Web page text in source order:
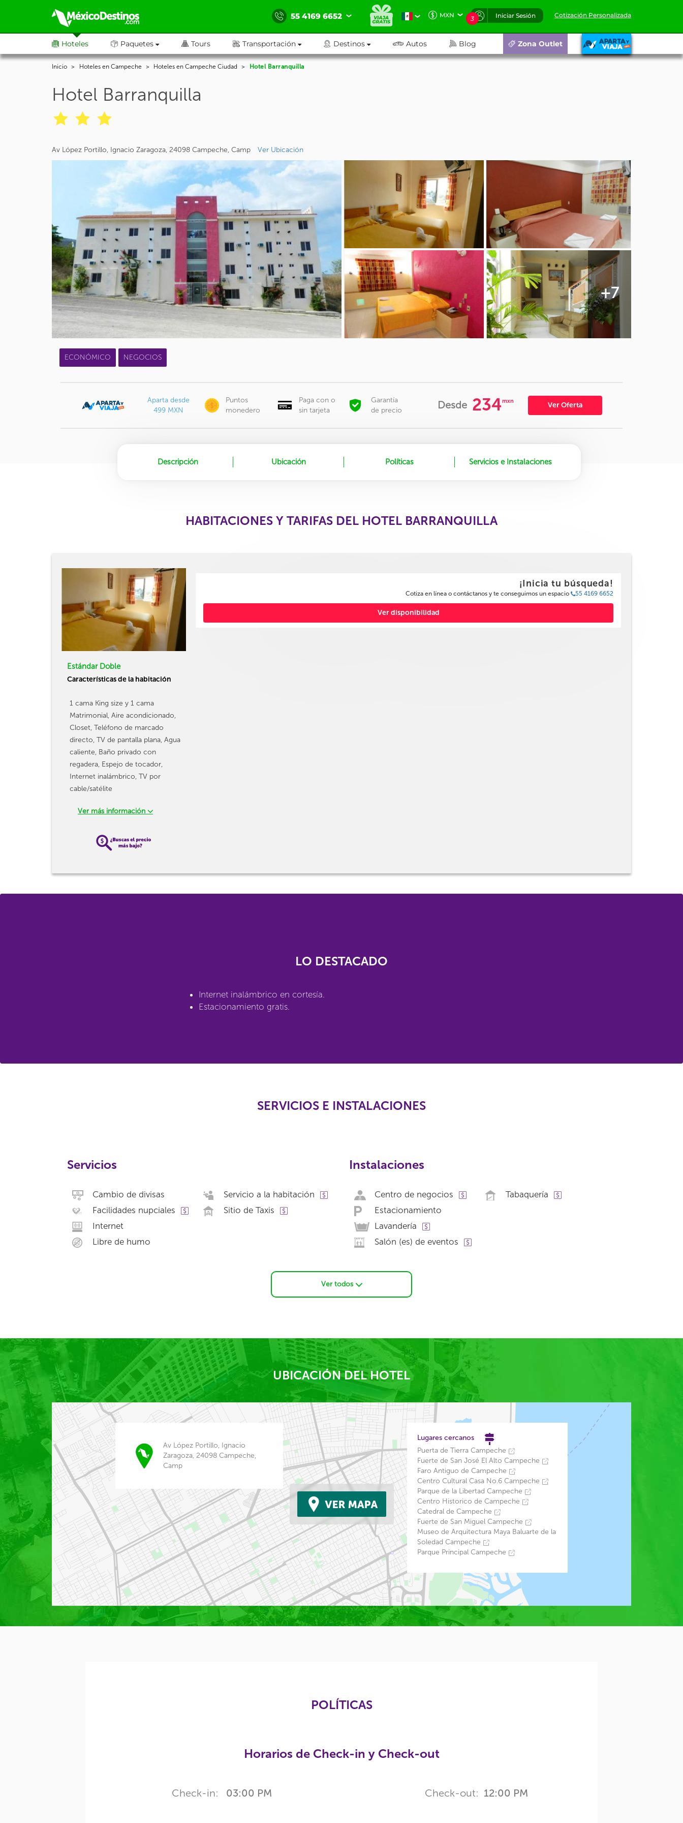
55 4169 6652 MXN 3 Iniciar Sesión Cotización Personalizada
Hoteles Paquetes Tours Transportación Destinos Autos Blog Zona Outlet
Inicio Hoteles en Campeche Hoteles en Campeche Ciudad Hotel Barranquilla
Hotel Barranquilla
Av López Portillo, Ignacio Zaragoza, 24098 Campeche, Camp Ver Ubicación
+7
ECONÓMICO NEGOCIOS
Aparta desde
499 MXN
Puntos
monedero
Paga con o
sin tarjeta
Garantía
de precio
Desde 234mxn Ver Oferta
Descripción Ubicación Políticas Servicios e Instalaciones
HABITACIONES Y TARIFAS DEL HOTEL BARRANQUILLA
Estándar Doble
Características de la habitación
1 cama King size y 1 cama
Matrimonial, Aire acondicionado,
Closet, Teléfono de marcado
directo, TV de pantalla plana, Agua
caliente, Baño privado con
regadera, Espejo de tocador,
Internet inalámbrico, TV por
cable/satélite
Ver más información
¡Inicia tu búsqueda!
Cotiza en línea o contáctanos y te conseguimos un espacio 55 4169 6652
Ver disponibilidad
LO DESTACADO
Internet inalámbrico en cortesía.
Estacionamiento gratis.
SERVICIOS E INSTALACIONES
Servicios
Cambio de divisas
Facilidades nupciales
Internet
Libre de humo
Servicio a la habitación
Sitio de Taxis
Instalaciones
Centro de negocios
Estacionamiento
Lavandería
Salón (es) de eventos
Tabaquería
Ver todos
UBICACIÓN DEL HOTEL
Av López Portillo, Ignacio
Zaragoza, 24098 Campeche,
Camp
Lugares cercanos
Puerta de Tierra Campeche
Fuerte de San José El Alto Campeche
Faro Antiguo de Campeche
Centro Cultural Casa No.6 Campeche
Parque de la Libertad Campeche
Centro Historico de Campeche
Catedral de Campeche
Fuerte de San Miguel Campeche
Museo de Arquitectura Maya Baluarte de la
Soledad Campeche
Parque Principal Campeche
POLÍTICAS
Horarios de Check-in y Check-out
Check-in: 03:00 PM Check-out: 12:00 PM